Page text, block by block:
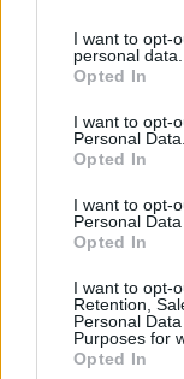
I want to opt-
personal data.
Opted In
I want to opt-
Personal Data.
Opted In
I want to opt-
Personal
Opted In
I want to opt-
Retention,
Personal
Purposes for
Opted In
Hei...kor mange
Kristine - Det
Som
svar
på
Anonym
(ikke
bekreftet)
Det blir 20
Anonym -
Nydelige
oppskrift! Tusen